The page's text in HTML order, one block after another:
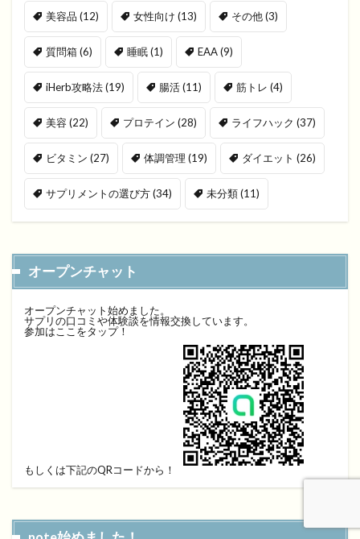
美容品 (12) 女性向け (13) その他(3)
質問箱(6) 睡眠(1) EAA(9)
iHerb攻略法(19) 腸活(11) 筋トレ (4)
美容(22) プロテイン (28) ライフハック (37)
ビタミン (27) 体調管理 (19) ダイエット (26)
サプリメントの選び方(34) 未分類(11)
オープンチャット
オープンチャット始めました。
サプリの口コミや体験談を情報交換しています。
参加はここをタップ！
もしくは下記のQRコードから！